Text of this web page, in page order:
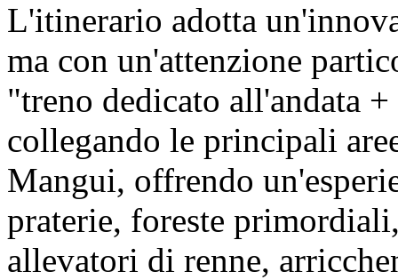
L'itinerario adotta
ma con un'attenzione
"treno dedicato all'andata
collegando le principali
Mangui, offrendo
praterie, foreste
allevatori di renne,